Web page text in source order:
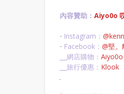
內容贊助： Aiyo0o
╴Instagram：
╴Facebook： @堅。
╴網店購物：
╴旅行優惠： Klook